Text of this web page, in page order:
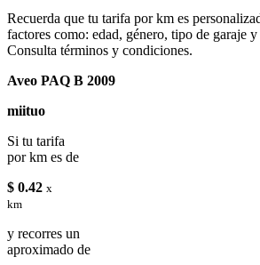
Recuerda que tu tarifa por km es
factores como: edad, género, tipo de garaje
Consulta términos y condiciones.
Aveo PAQ B 2009
miituo
Si tu tarifa
por km es de
$ 0.42 x
km
y recorres un
aproximado de